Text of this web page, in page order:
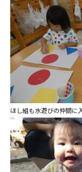
ほし組も水遊びの仲間に
理事長のことば
教育と保育
美⽊多幼稚園の
園の1⽇
年間⾏事
預かり保育［ヒ
美⽊多チ
美⽊多チコスに